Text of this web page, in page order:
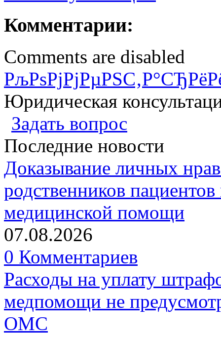
Комментарии:
Comments are disabled
Юридическая
Задать вопрос
Последние новости
Доказывание личных
родственников
медицинской помощи
07.08.2026
0 Комментариев
Расходы на уплату
медпомощи не
ОМС